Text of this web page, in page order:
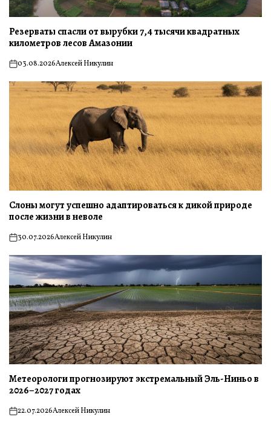
Резерваты спасли от вырубки 7,4 тысячи квадратных
километров лесов Амазонии
on03.08.2026Алексей Никулин
Слоны могут успешно адаптироваться к дикой природе
после жизни в неволе
on30.07.2026Алексей Никулин
Метеорологи прогнозируют экстремальный Эль-Ниньо в
2026–2027 годах
on22.07.2026Алексей Никулин